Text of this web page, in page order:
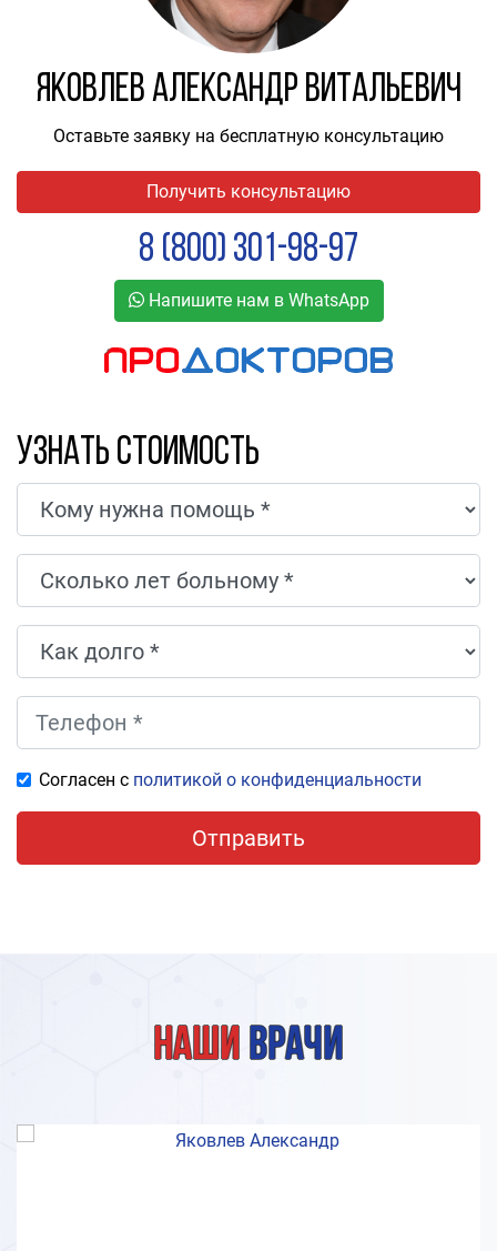
Яковлев Александр Витальевич
Оставьте заявку на бесплатную консультацию
Получить консультацию
8 (800) 301-98-97
Напишите нам в WhatsApp
Узнать стоимость
Согласен с политикой о конфиденциальности
Отправить
Наши врачи